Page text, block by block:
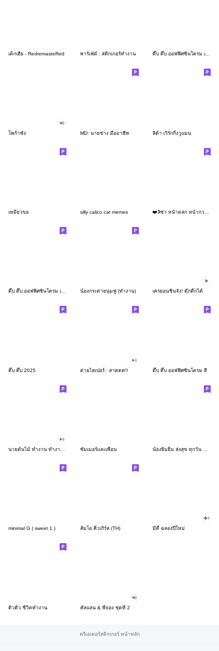
เด็กเฮีย - RedremasteRed พาร์เฟ่ต์ : สติกเกอร์ทำงาน ดึ๊บ ดึ๊บ ออฟฟิศซินโดรม เจ็ด
โพก้าซัง MD: นายช่าง มืออาชีพ ลิต้า เวิร์กกิ้งวูแมน
เหมียวขอ silly calico cat memes
ดึ๊บ ดึ๊บ ออฟฟิศซินโดรม เก้า น้องกระต่ายนุ่มฟู (ทำงาน) เครยอนชินจัง! ดุ๊กดิ๊กได้
ดึ๊บ ดึ๊บ 2025 ต่ายไฮเปอร์ : สาดดด!! ดึ๊บ ดึ๊บ ออฟฟิศซินโดรม สี่
ซัมเมอร์และเพื่อน
minimal G ( sweet 1 ) ส้มโอ คิ้วเกิร์ล (TH) มีดี้ ฉลองปีใหม่
ดิวดิว ชีวิตทำงาน คัลแลน & พี่จอง ชุดที่ 2
ครีเอเตอร์สติกเกอร์ หน้าหลัก